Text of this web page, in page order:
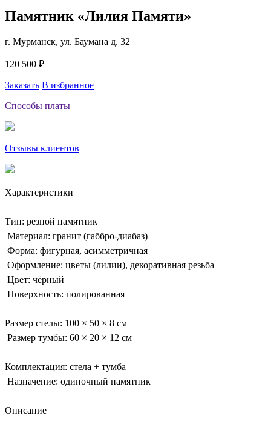
Памятник «Лилия Памяти»
г. Мурманск, ул. Баумана д. 32
120 500 ₽
Заказать В избранное
Способы платы
Отзывы клиентов
Характеристики
Тип: резной памятник
Материал: гранит (габбро-диабаз)
Форма: фигурная, асимметричная
Оформление: цветы (лилии), декоративная резьба
Цвет: чёрный
Поверхность: полированная
Размер стелы: 100 × 50 × 8 см
Размер тумбы: 60 × 20 × 12 см
Комплектация: стела + тумба
Назначение: одиночный памятник
Описание